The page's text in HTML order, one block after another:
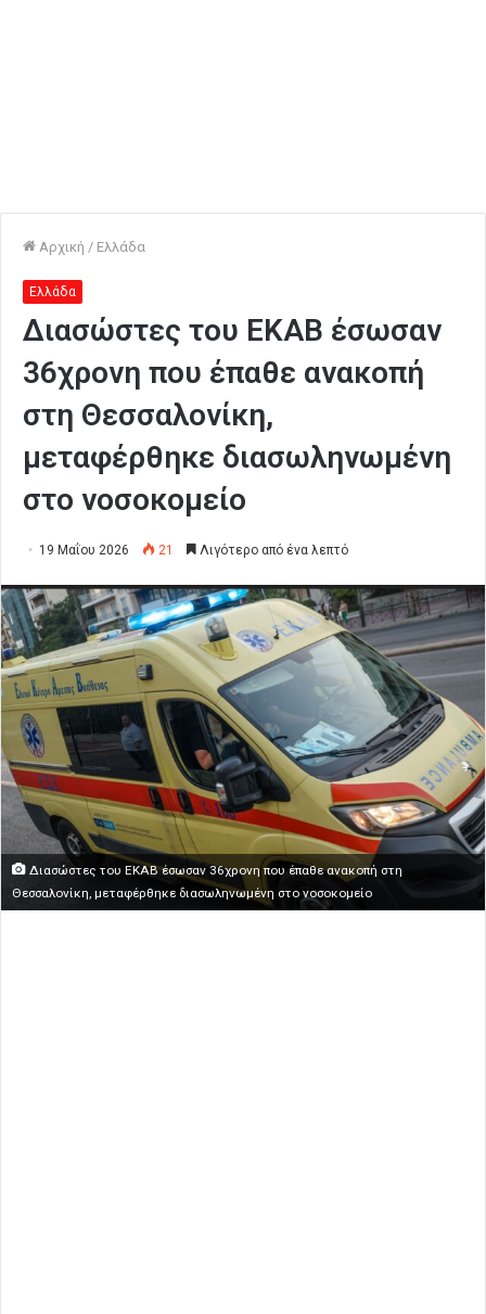
Αρχική / Ελλάδα
Ελλάδα
Διασώστες του ΕΚΑΒ έσωσαν
36χρονη που έπαθε ανακοπή
στη Θεσσαλονίκη,
μεταφέρθηκε διασωληνωμένη
στο νοσοκομείο
19 Μαΐου 2026 21 Λιγότερο από ένα λεπτό
Διασώστες του ΕΚΑΒ έσωσαν 36χρονη που έπαθε ανακοπή στη
Θεσσαλονίκη, μεταφέρθηκε διασωληνωμένη στο νοσοκομείο